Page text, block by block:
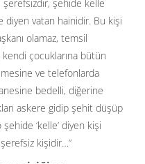
şerefsizdir, şehide kelle
vatan hainidir. Bu kişi
olamaz, temsil
çocuklarına bütün
ve telefonlarda
bedelli, diğerine
askere gidip şehit düşüp
‘kelle’ diyen kişi
kişidir…”